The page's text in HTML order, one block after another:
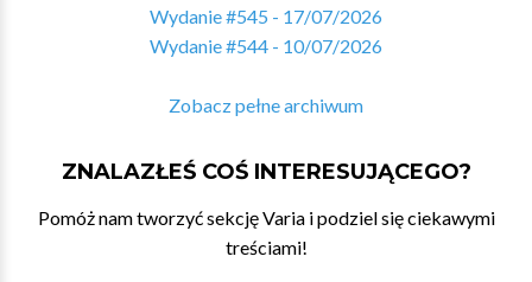
Wydanie #545 - 17/07/2026
Wydanie #544 - 10/07/2026
Zobacz pełne archiwum
ZNALAZŁEŚ COŚ INTERESUJĄCEGO?
Pomóż nam tworzyć sekcję Varia i podziel się ciekawymi
treściami!